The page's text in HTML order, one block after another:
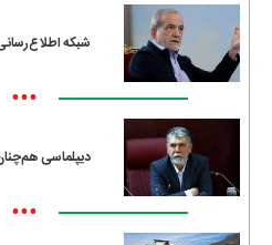
شبکه
•••
دیپلماسی
•••